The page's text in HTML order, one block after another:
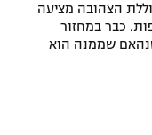
הצהובה מציעה
כבר במחזור
שממנה הוא